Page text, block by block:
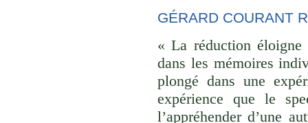
GÉRARD COURANT
« La réduction
dans les mémoires
plongé dans une
expérience que le
l’appréhender d’une